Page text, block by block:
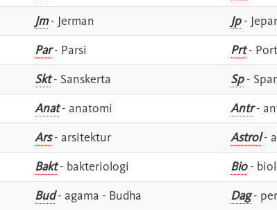
Jm- Jerman Jp-
Par- Parsi Prt-
Skt- Sanskerta Sp-
Anat- anatomi Antr-
Ars- arsitektur Astrol-
Bakt- bakteriologi Bio-
Bud- agama - Budha Dag-